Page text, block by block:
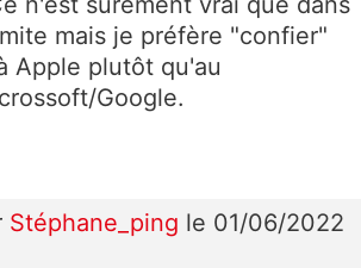
mais je préfère "confier"
Apple plutôt qu'au
Google.
Stéphane_ping le 01/06/2022